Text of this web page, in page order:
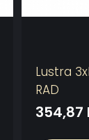
Lustra
RAD
354,87